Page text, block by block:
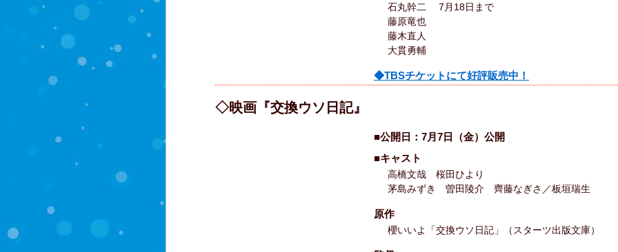
石丸幹二 7月18日まで
藤原竜也
藤木直人
大貫勇輔
◆TBSチケットにて好評販売中！
◇映画『交換ウソ日記』
■公開日：7月7日（金）公開
■キャスト
高橋文哉 桜田ひより
茅島みずき 曽田陵介 齊藤なぎさ／板垣瑞生
原作
櫻いいよ「交換ウソ日記」（スターツ出版文庫）